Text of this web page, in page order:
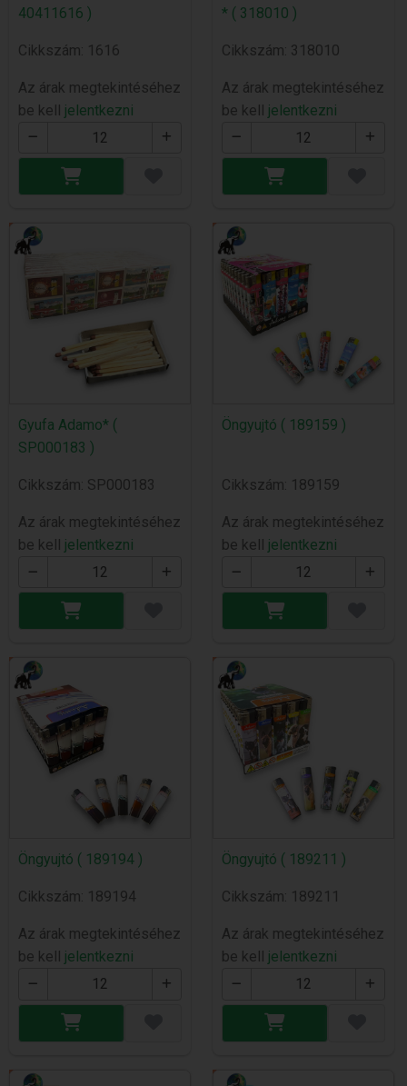
40411616 )
Cikkszám: 1616
Az árak megtekintéséhez
be kell jelentkezni
* ( 318010 )
Cikkszám: 318010
Az árak megtekintéséhez
be kell jelentkezni
Gyufa Adamo* (
SP000183 )
Cikkszám: SP000183
Az árak megtekintéséhez
be kell jelentkezni
Öngyujtó ( 189159 )
Cikkszám: 189159
Az árak megtekintéséhez
be kell jelentkezni
Öngyujtó ( 189194 )
Cikkszám: 189194
Az árak megtekintéséhez
be kell jelentkezni
Öngyujtó ( 189211 )
Cikkszám: 189211
Az árak megtekintéséhez
be kell jelentkezni